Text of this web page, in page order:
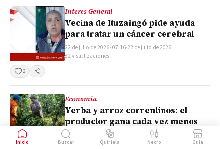
Interes General
Vecina de Ituzaingó pide ayuda
para tratar un cáncer cerebral
22 de julio de 2026 · 07:16·22 de julio de 2026·
82 visualizaciones
0
Compartir
Economia
Yerba y arroz correntinos: el
productor gana cada vez menos
22 de julio de 2026 · 07:15 22 de julio de 2026
249 visualizaciones
Inicio Buscar Quiniela Necro Guía